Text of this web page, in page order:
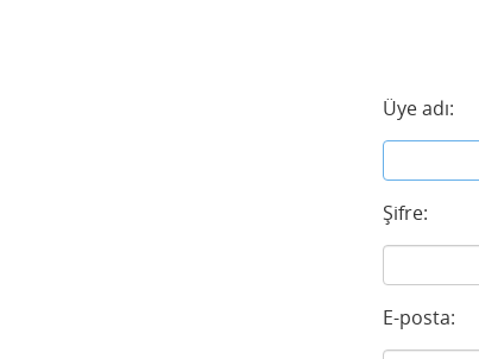
Üye adı:
Şifre:
E-posta: